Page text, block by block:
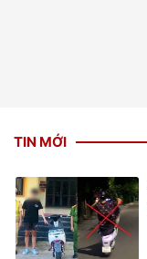
TIN MỚI